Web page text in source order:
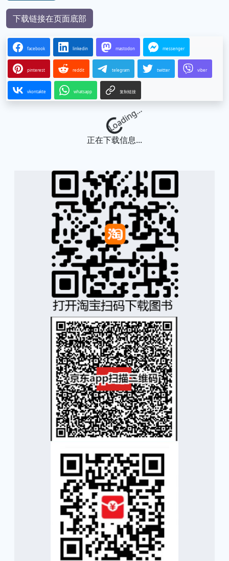
下载链接在页面底部
facebook linkedin mastodon messenger
pinterest reddit telegram twitter viber
vkontakte whatsapp 复制链接
Loading...
正在下载信息...